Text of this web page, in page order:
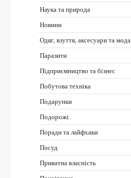
Наука та природа
Новини
Одяг, взуття, аксесуари та мода
Паразити
Підприємництво та бізнес
Побутова техніка
Подарунки
Подорожі
Поради та лайфхаки
Посуд
Приватна власність